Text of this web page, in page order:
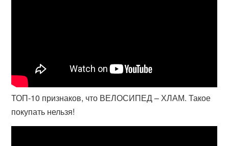
ТОП-10 признаков, что ВЕЛОСИПЕД – ХЛАМ. Такое
покупать нельзя!